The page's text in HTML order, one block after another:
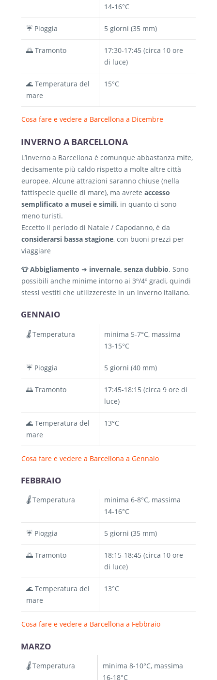
14-16°C
☔ Pioggia 5 giorni (35 mm)
🌅 Tramonto
17:30-17:45 (circa 10 ore
di luce)
🌊 Temperatura del
mare
15°C
Cosa fare e vedere a Barcellona a Dicembre
INVERNO A BARCELLONA
L’inverno a Barcellona è comunque abbastanza mite,
decisamente più caldo rispetto a molte altre città
europee. Alcune attrazioni saranno chiuse (nella
fattispecie quelle di mare), ma avrete accesso
semplificato a musei e simili, in quanto ci sono
meno turisti.
Eccetto il periodo di Natale / Capodanno, è da
considerarsi bassa stagione, con buoni prezzi per
viaggiare
👕 Abbigliamento ➜ invernale, senza dubbio. Sono
possibili anche minime intorno ai 3º/4º gradi, quindi
stessi vestiti che utilizzereste in un inverno italiano.
GENNAIO
🌡️Temperatura
minima 5-7°C, massima
13-15°C
☔ Pioggia 5 giorni (40 mm)
🌅 Tramonto
17:45-18:15 (circa 9 ore di
luce)
🌊 Temperatura del
mare
13°C
Cosa fare e vedere a Barcellona a Gennaio
FEBBRAIO
🌡️Temperatura
minima 6-8°C, massima
14-16°C
☔ Pioggia 5 giorni (35 mm)
🌅 Tramonto
18:15-18:45 (circa 10 ore
di luce)
🌊 Temperatura del
mare
13°C
Cosa fare e vedere a Barcellona a Febbraio
MARZO
🌡️Temperatura
minima 8-10°C, massima
16-18°C